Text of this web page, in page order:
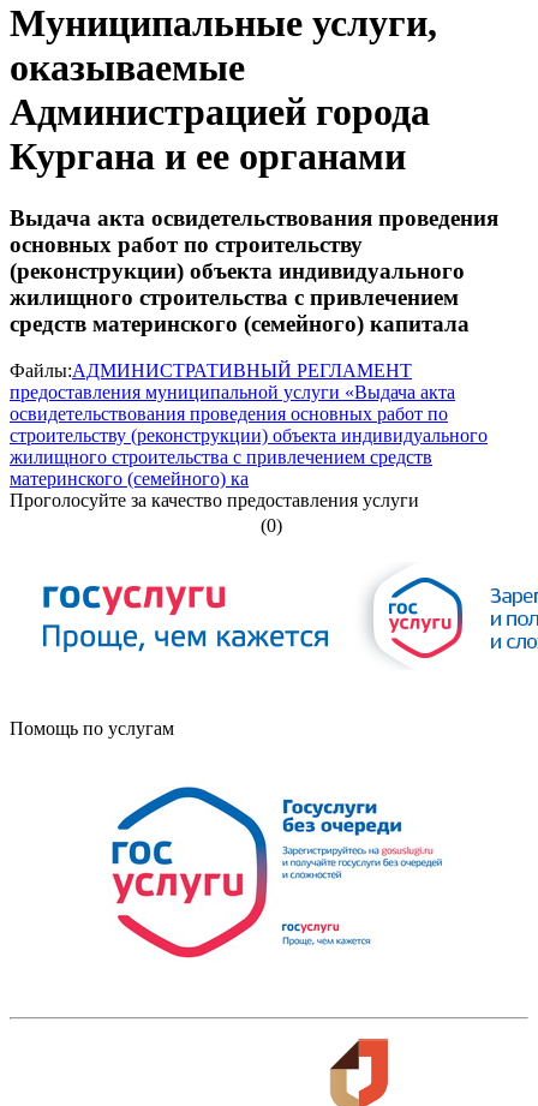
Муниципальные услуги,
оказываемые
Администрацией города
Кургана и ее органами
Выдача акта освидетельствования проведения
основных работ по строительству
(реконструкции) объекта индивидуального
жилищного строительства с привлечением
средств материнского (семейного) капитала
Файлы:АДМИНИСТРАТИВНЫЙ РЕГЛАМЕНТ
предоставления муниципальной услуги «Выдача акта
освидетельствования проведения основных работ по
строительству (реконструкции) объекта индивидуального
жилищного строительства с привлечением средств
материнского (семейного) ка
Проголосуйте за качество предоставления услуги
(0)
Помощь по услугам